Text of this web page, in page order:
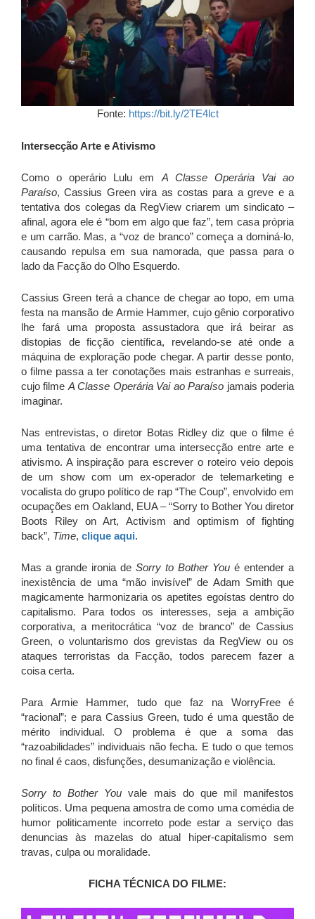
Fonte: https://bit.ly/2TE4lct
Intersecção Arte e Ativismo
Como o operário Lulu em A Classe Operária Vai ao
Paraíso, Cassius Green vira as costas para a greve e a
tentativa dos colegas da RegView criarem um sindicato –
afinal, agora ele é “bom em algo que faz”, tem casa própria
e um carrão. Mas, a “voz de branco” começa a dominá-lo,
causando repulsa em sua namorada, que passa para o
lado da Facção do Olho Esquerdo.
Cassius Green terá a chance de chegar ao topo, em uma
festa na mansão de Armie Hammer, cujo gênio corporativo
lhe fará uma proposta assustadora que irá beirar as
distopias de ficção científica, revelando-se até onde a
máquina de exploração pode chegar. A partir desse ponto,
o filme passa a ter conotações mais estranhas e surreais,
cujo filme A Classe Operária Vai ao Paraíso jamais poderia
imaginar.
Nas entrevistas, o diretor Botas Ridley diz que o filme é
uma tentativa de encontrar uma intersecção entre arte e
ativismo. A inspiração para escrever o roteiro veio depois
de um show com um ex-operador de telemarketing e
vocalista do grupo político de rap “The Coup”, envolvido em
ocupações em Oakland, EUA – “Sorry to Bother You diretor
Boots Riley on Art, Activism and optimism of fighting
back”, Time, clique aqui.
Mas a grande ironia de Sorry to Bother You é entender a
inexistência de uma “mão invisível” de Adam Smith que
magicamente harmonizaria os apetites egoístas dentro do
capitalismo. Para todos os interesses, seja a ambição
corporativa, a meritocrática “voz de branco” de Cassius
Green, o voluntarismo dos grevistas da RegView ou os
ataques terroristas da Facção, todos parecem fazer a
coisa certa.
Para Armie Hammer, tudo que faz na WorryFree é
“racional”; e para Cassius Green, tudo é uma questão de
mérito individual. O problema é que a soma das
“razoabilidades” individuais não fecha. E tudo o que temos
no final é caos, disfunções, desumanização e violência.
Sorry to Bother Youvale mais do que mil manifestos
políticos. Uma pequena amostra de como uma comédia de
humor politicamente incorreto pode estar a serviço das
denuncias às mazelas do atual hiper-capitalismo sem
travas, culpa ou moralidade.
FICHA TÉCNICA DO FILME: